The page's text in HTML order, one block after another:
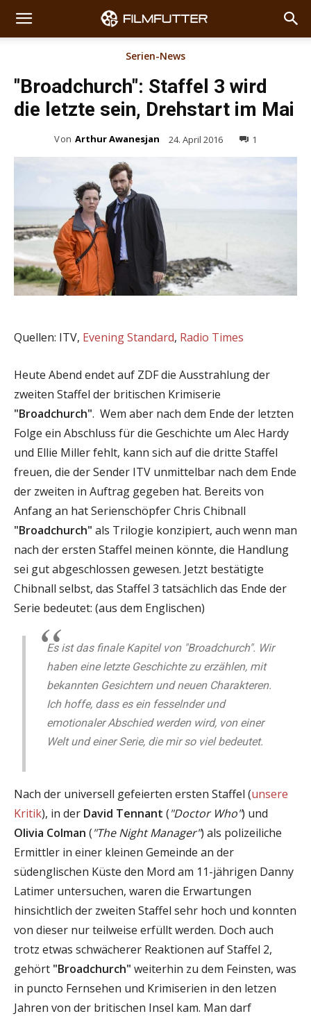
Serien-News
"Broadchurch": Staffel 3 wird
die letzte sein, Drehstart im Mai
Von Arthur Awanesjan 24. April 2016 1
Quellen: ITV, Evening Standard, Radio Times
Heute Abend endet auf ZDF die Ausstrahlung der
zweiten Staffel der britischen Krimiserie
"Broadchurch". Wem aber nach dem Ende der letzten
Folge ein Abschluss für die Geschichte um Alec Hardy
und Ellie Miller fehlt, kann sich auf die dritte Staffel
freuen, die der Sender ITV unmittelbar nach dem Ende
der zweiten in Auftrag gegeben hat. Bereits von
Anfang an hat Serienschöpfer Chris Chibnall
"Broadchurch" als Trilogie konzipiert, auch wenn man
nach der ersten Staffel meinen könnte, die Handlung
sei gut abgeschlossen gewesen. Jetzt bestätigte
Chibnall selbst, das Staffel 3 tatsächlich das Ende der
Serie bedeutet: (aus dem Englischen)
Es ist das finale Kapitel von "Broadchurch". Wir
haben eine letzte Geschichte zu erzählen, mit
bekannten Gesichtern und neuen Charakteren.
Ich hoffe, dass es ein fesselnder und
emotionaler Abschied werden wird, von einer
Welt und einer Serie, die mir so viel bedeutet.
Nach der universell gefeierten ersten Staffel (unsere
Kritik), in der David Tennant ("Doctor Who") und
Olivia Colman ("The Night Manager") als polizeiliche
Ermittler in einer kleinen Gemeinde an der
südenglischen Küste den Mord am 11-jährigen Danny
Latimer untersuchen, waren die Erwartungen
hinsichtlich der zweiten Staffel sehr hoch und konnten
von dieser nur teilweise erfüllt werden. Doch auch
trotz etwas schwächerer Reaktionen auf Staffel 2,
gehört "Broadchurch" weiterhin zu dem Feinsten, was
in puncto Fernsehen und Krimiserien in den letzen
Jahren von der britischen Insel kam. Man darf